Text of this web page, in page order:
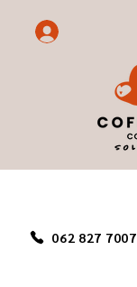
062 827 7007